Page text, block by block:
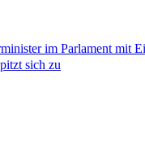
im Parlament mit
sich zu